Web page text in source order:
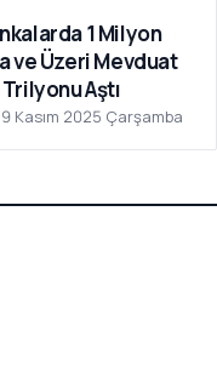
1 Milyon
ve Üzeri Mevduat
Aştı
Kasım 2025 Çarşamba